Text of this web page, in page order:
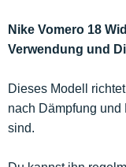
Nike Vomero 18
Verwendung und
Dieses Modell
nach Dämpfung und
sind.